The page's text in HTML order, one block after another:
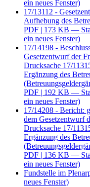
ein neues Fenster)
17/13112 -
Aufhebung des
PDF | 173 KB —
ein neues Fenster)
17/14198 -
Gesetzentwurf der
Drucksache 17/
Ergänzung des
PDF | 192 KB —
ein neues Fenster)
17/14208 - Bericht:
dem Gesetzentwurf
Drucksache 17/
Ergänzung des
PDF | 136 KB —
ein neues Fenster)
Fundstelle im
neues Fenster)